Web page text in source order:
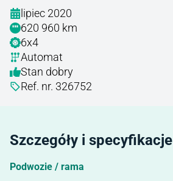
lipiec 2020
620 960 km
6x4
Automat
Stan dobry
Ref. nr. 326752
Szczegóły i specyfikacje
Podwozie / rama